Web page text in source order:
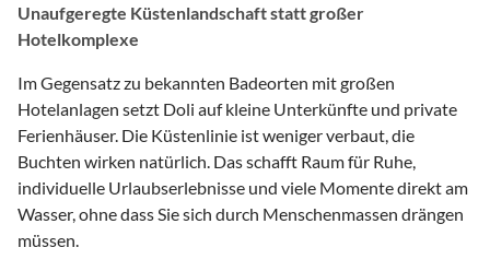
Unaufgeregte Küstenlandschaft statt großer
Hotelkomplexe
Im Gegensatz zu bekannten Badeorten mit großen
Hotelanlagen setzt Doli auf kleine Unterkünfte und private
Ferienhäuser. Die Küstenlinie ist weniger verbaut, die
Buchten wirken natürlich. Das schafft Raum für Ruhe,
individuelle Urlaubserlebnisse und viele Momente direkt am
Wasser, ohne dass Sie sich durch Menschenmassen drängen
müssen.